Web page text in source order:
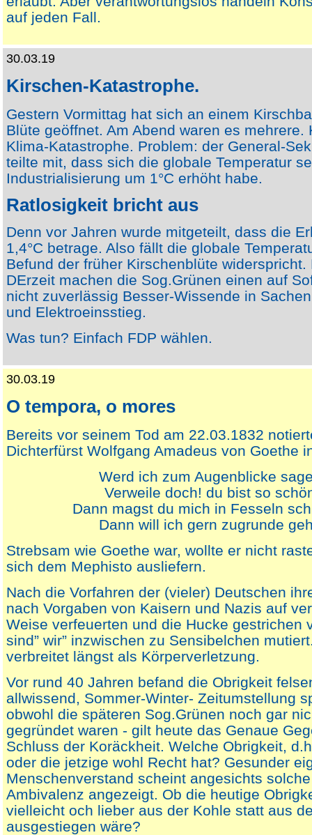
auf jeden Fall.
30.03.19
Kirschen-Katastrophe.
Gestern Vormittag hat sich an einem
Blüte geöffnet. Am Abend waren es mehrere.
Klima-Katastrophe. Problem: der General-
teilte mit, dass sich die globale Temperatur
Industrialisierung um 1°C erhöht habe.
Ratlosigkeit bricht aus
Denn vor Jahren wurde mitgeteilt, dass die
1,4°C betrage. Also fällt die globale
Befund der früher Kirschenblüte widerspricht.
DErzeit machen die Sog.Grünen einen auf
nicht zuverlässig Besser-Wissende in
und Elektroeinsstieg.
Was tun? Einfach FDP wählen.
30.03.19
O tempora, o mores
Bereits vor seinem Tod am 22.03.1832
Dichterfürst Wolfgang Amadeus von Goethe
Werd ich zum Augenblicke
Verweile doch! du bist so
Dann magst du mich in Fesseln
Dann will ich gern zugrunde
Strebsam wie Goethe war, wollte er nicht
sich dem Mephisto ausliefern.
Nach die Vorfahren der (vieler) Deutschen
nach Vorgaben von Kaisern und Nazis auf
Weise verfeuerten und die Hucke gestrichen
sind” wir” inzwischen zu Sensibelchen
verbreitet längst als Körperverletzung.
Vor rund 40 Jahren befand die Obrigkeit
allwissend, Sommer-Winter- Zeitumstellung
obwohl die späteren Sog.Grünen noch gar
gegründet waren - gilt heute das Genaue
Schluss der Koräckheit. Welche Obrigkeit,
oder die jetzige wohl Recht hat? Gesunder
Menschenverstand scheint angesichts
Ambivalenz angezeigt. Ob die heutige
vielleicht och lieber aus der Kohle statt aus
ausgestiegen wäre?